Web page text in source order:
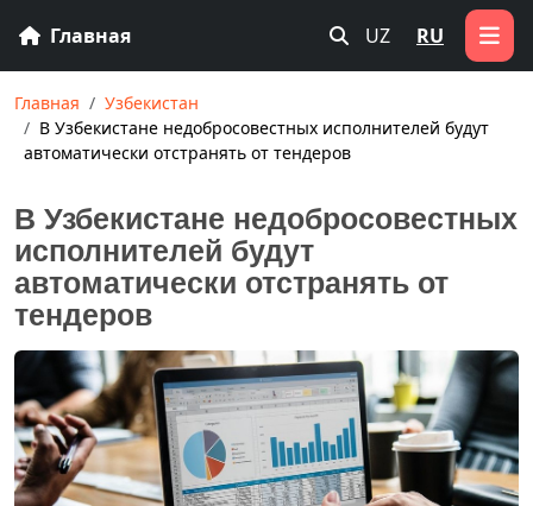
Главная UZ RU
Главная
Узбекистан
В Узбекистане недобросовестных исполнителей будут
автоматически отстранять от тендеров
В Узбекистане недобросовестных
исполнителей будут
автоматически отстранять от
тендеров